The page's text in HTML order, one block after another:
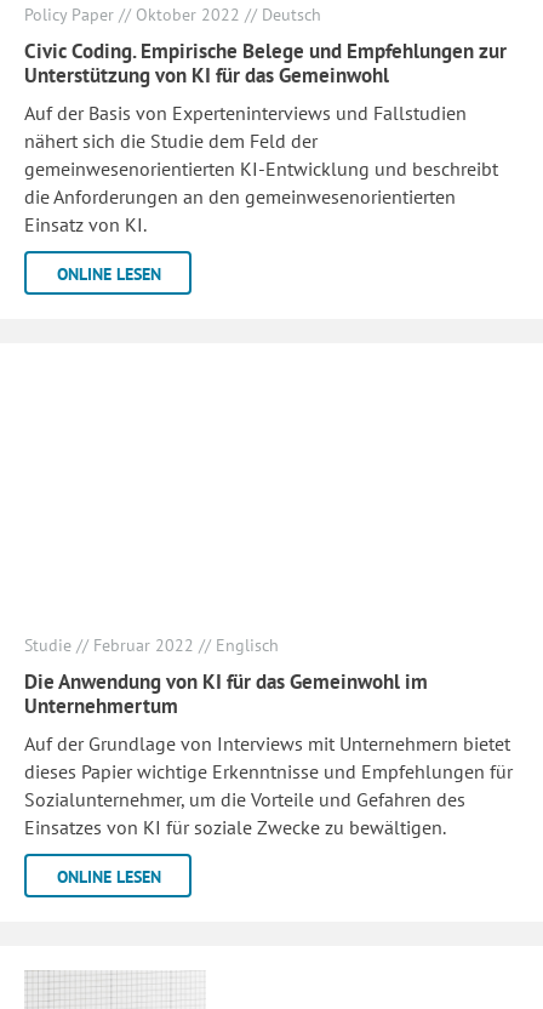
Policy Paper // Oktober 2022 // Deutsch
Civic Coding. Empirische Belege und Empfehlungen zur
Unterstützung von KI für das Gemeinwohl
Auf der Basis von Experteninterviews und Fallstudien
nähert sich die Studie dem Feld der
gemeinwesenorientierten KI-Entwicklung und beschreibt
die Anforderungen an den gemeinwesenorientierten
Einsatz von KI.
ONLINE LESEN
Studie // Februar 2022 // Englisch
Die Anwendung von KI für das Gemeinwohl im
Unternehmertum
Auf der Grundlage von Interviews mit Unternehmern bietet
dieses Papier wichtige Erkenntnisse und Empfehlungen für
Sozialunternehmer, um die Vorteile und Gefahren des
Einsatzes von KI für soziale Zwecke zu bewältigen.
ONLINE LESEN